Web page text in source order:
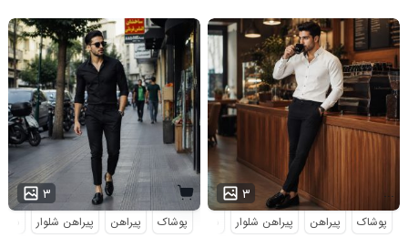
۳
پوشاک پیراهن پیراهن شلوار
۳ ...
پوشاک پیراهن پیراهن شلوار شلوار مردانه